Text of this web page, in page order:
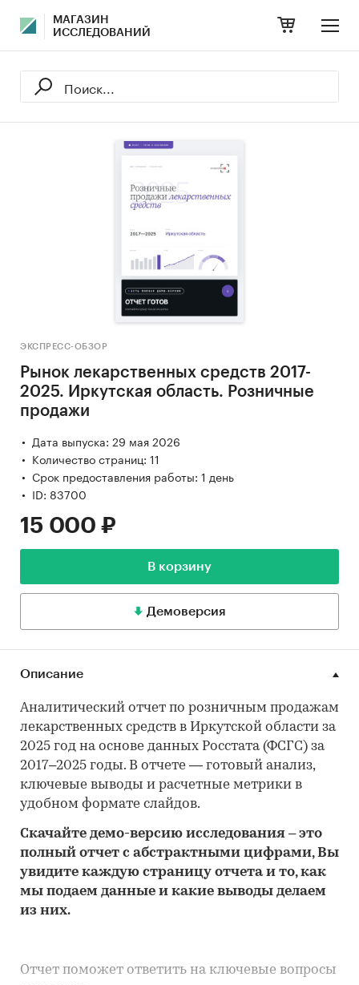
МАГАЗИН
ИССЛЕДОВАНИЙ
ЭКСПРЕСС-ОБЗОР
Рынок лекарственных средств 2017-
2025. Иркутская область. Розничные
продажи
Дата выпуска: 29 мая 2026
Количество страниц: 11
Срок предоставления работы: 1 день
ID: 83700
15 000 ₽
В корзину
Демоверсия
Описание
Аналитический отчет по розничным продажам
лекарственных средств в Иркутской области за
2025 год на основе данных Росстата (ФСГС) за
2017–2025 годы. В отчете — готовый анализ,
ключевые выводы и расчетные метрики в
удобном формате слайдов.
Скачайте демо-версию исследования – это
полный отчет с абстрактными цифрами, Вы
увидите каждую страницу отчета и то,как
мы подаем данные и какие выводы делаем
из них.
Отчет поможет ответить на ключевые вопросы